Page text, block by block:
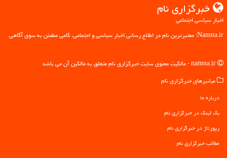
خبرگزاری نام
اخبار سیاسی اجتماعی
Namna.ir: معتبرترین نام در اطلاع رسانی اخبار سیاسی و اجتماعی، گامی مطمئن به سوی آگاهی
میانبرهای خبرگزاری نام
درباره ما
بک لینک در خبرگزاری نام
رپورتاژ در خبرگزاری نام
مطالب خبرگزاری نام